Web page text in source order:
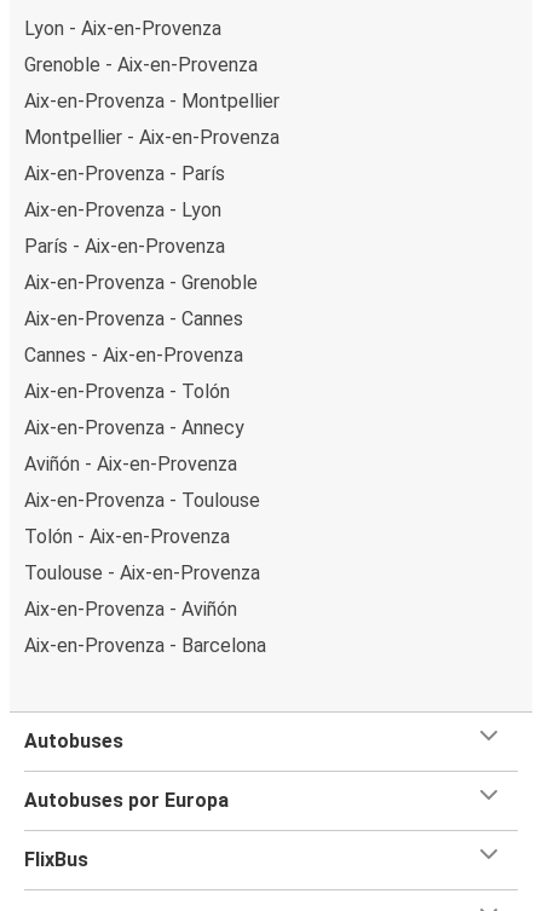
Lyon - Aix-en-Provenza
Grenoble - Aix-en-Provenza
Aix-en-Provenza - Montpellier
Montpellier - Aix-en-Provenza
Aix-en-Provenza - París
Aix-en-Provenza - Lyon
París - Aix-en-Provenza
Aix-en-Provenza - Grenoble
Aix-en-Provenza - Cannes
Cannes - Aix-en-Provenza
Aix-en-Provenza - Tolón
Aix-en-Provenza - Annecy
Aviñón - Aix-en-Provenza
Aix-en-Provenza - Toulouse
Tolón - Aix-en-Provenza
Toulouse - Aix-en-Provenza
Aix-en-Provenza - Aviñón
Aix-en-Provenza - Barcelona
Autobuses
Autobuses por Europa
FlixBus